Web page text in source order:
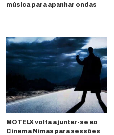
música para apanhar ondas
MOTELX volta a juntar-se ao
Cinema Nimas para sessões